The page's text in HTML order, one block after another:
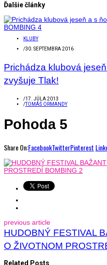
Ďalšie články
KLUBY
/30. SEPTEMBRA 2016
Prichádza klubová
zvyšuje Tlak!
/17. JÚLA 2013
/TOMÁŠ ORMANDY
Pohoda 5
Share On:FacebookTwitterPinterest
previous article
HUDOBNÝ FESTIVAL
O ŽIVOTNOM
Related Posts